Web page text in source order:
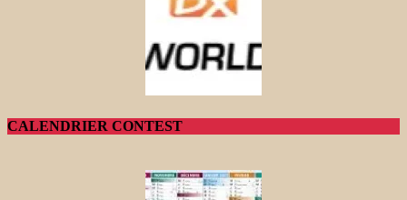
CALENDRIER CONTEST